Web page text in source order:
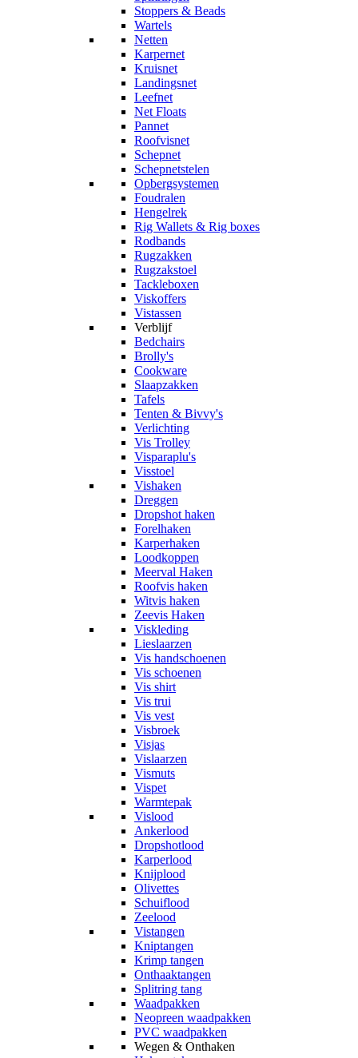
Stoppers & Beads
Wartels
Netten
Karpernet
Kruisnet
Landingsnet
Leefnet
Net Floats
Pannet
Roofvisnet
Schepnet
Schepnetstelen
Opbergsystemen
Foudralen
Hengelrek
Rig Wallets & Rig boxes
Rodbands
Rugzakken
Rugzakstoel
Tackleboxen
Viskoffers
Vistassen
Verblijf
Bedchairs
Brolly's
Cookware
Slaapzakken
Tafels
Tenten & Bivvy's
Verlichting
Vis Trolley
Visparaplu's
Visstoel
Vishaken
Dreggen
Dropshot haken
Forelhaken
Karperhaken
Loodkoppen
Meerval Haken
Roofvis haken
Witvis haken
Zeevis Haken
Viskleding
Lieslaarzen
Vis handschoenen
Vis schoenen
Vis shirt
Vis trui
Vis vest
Visbroek
Visjas
Vislaarzen
Vismuts
Vispet
Warmtepak
Vislood
Ankerlood
Dropshotlood
Karperlood
Knijplood
Olivettes
Schuiflood
Zeelood
Vistangen
Kniptangen
Krimp tangen
Onthaaktangen
Splitring tang
Waadpakken
Neopreen waadpakken
PVC waadpakken
Wegen & Onthaken